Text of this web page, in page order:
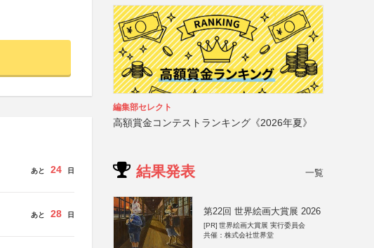
あと 24 日
あと 28 日
編集部セレクト
高額賞金コンテストランキング《2026年夏》
結果発表 一覧
第22回 世界絵画大賞展 2026
[PR] 世界絵画大賞展 実行委員会
共催：株式会社世界堂